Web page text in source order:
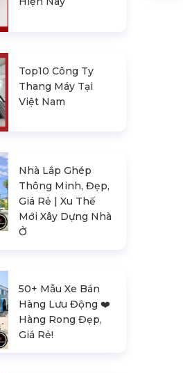
Top10 Công Ty
Thang Máy Tại
Việt Nam
Nhà Lắp Ghép
Thông Minh, Đẹp,
Giá Rẻ | Xu Thế
Mới Xây Dựng Nhà
Ở
50+ Mẫu Xe Bán
Hàng Lưu Động ❤️️
Hàng Rong Đẹp,
Giá Rẻ!